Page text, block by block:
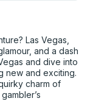
Las Vegas,
and a dash
and dive into
new and exciting.
charm of